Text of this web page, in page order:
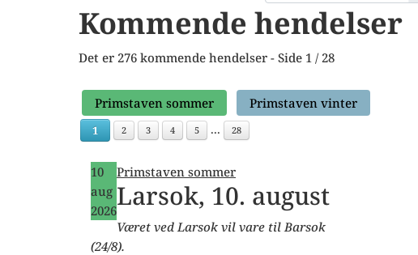
Kommende hendelser
Det er 276 kommende hendelser - Side 1 / 28
Primstaven sommer Primstaven vinter
1 2 3 4 5 ... 28
10
aug
2026
Primstaven sommer
Larsok, 10. august
Været ved Larsok vil vare til Barsok
(24/8).